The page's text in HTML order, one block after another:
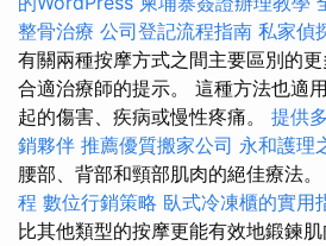
整骨治療 公司登記流程指南 私家偵
有關兩種按摩方式之間主要區別的
合適治療師的提示。 這種方法也適
起的傷害、疾病或慢性疼痛。 提供
銷夥伴 推薦優質搬家公司 永和護理
腰部、背部和頸部肌肉的絕佳療法。
程 數位行銷策略 臥式冷凍櫃的實用
比其他類型的按摩更能有效地鍛鍊